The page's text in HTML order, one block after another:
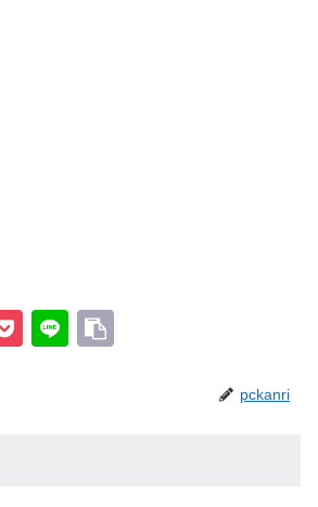
pckanri